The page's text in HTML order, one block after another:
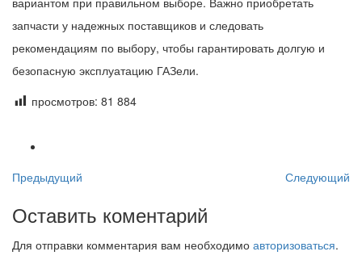
запчасти у надежных поставщиков и следовать
рекомендациям по выбору, чтобы гарантировать долгую и
безопасную эксплуатацию ГАЗели.
просмотров: 81 884
Предыдущий Следующий
Оставить коментарий
Для отправки комментария вам необходимо авторизоваться.